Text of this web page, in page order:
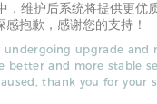
维护后系统将提供更优
感抱歉，感谢您的支持！
undergoing upgrade and
and more stable
thank you for your